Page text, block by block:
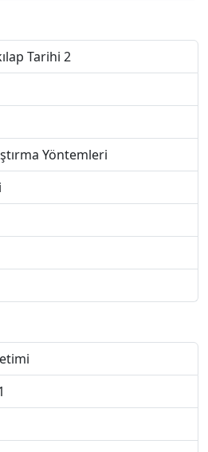
Tarihi 2
Yöntemleri